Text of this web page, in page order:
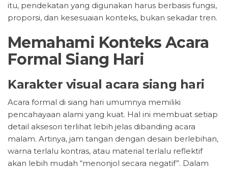
itu, pendekatan yang digunakan harus berbasis fungsi,
proporsi, dan kesesuaian konteks, bukan sekadar tren.
Memahami Konteks Acara
Formal Siang Hari
Karakter visual acara siang hari
Acara formal di siang hari umumnya memiliki
pencahayaan alami yang kuat. Hal ini membuat setiap
detail aksesori terlihat lebih jelas dibanding acara
malam. Artinya, jam tangan dengan desain berlebihan,
warna terlalu kontras, atau material terlalu reflektif
akan lebih mudah “menonjol secara negatif”. Dalam